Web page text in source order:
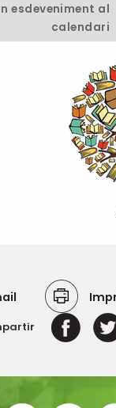
esdeveniment al
calendari